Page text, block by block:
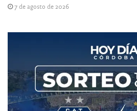
7 de agosto de 2026